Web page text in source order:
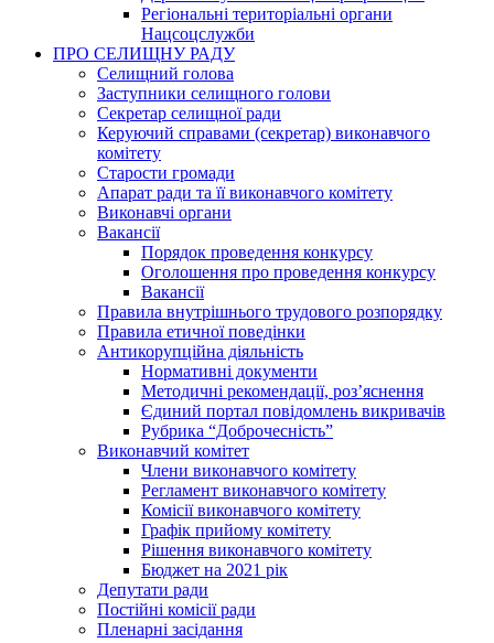
Регіональні територіальні органи
Нацсоцслужби
ПРО СЕЛИЩНУ РАДУ
Селищний голова
Заступники селищного голови
Секретар селищної ради
Керуючий справами (секретар) виконавчого
комітету
Старости громади
Апарат ради та її виконавчого комітету
Виконавчі органи
Вакансії
Порядок проведення конкурсу
Оголошення про проведення конкурсу
Вакансії
Правила внутрішнього трудового розпорядку
Правила етичної поведінки
Антикорупційна діяльність
Нормативні документи
Методичні рекомендації, роз’яснення
Єдиний портал повідомлень викривачів
Рубрика “Доброчесність”
Виконавчий комітет
Члени виконавчого комітету
Регламент виконавчого комітету
Комісії виконавчого комітету
Графік прийому комітету
Рішення виконавчого комітету
Бюджет на 2021 рік
Депутати ради
Постійні комісії ради
Пленарні засідання